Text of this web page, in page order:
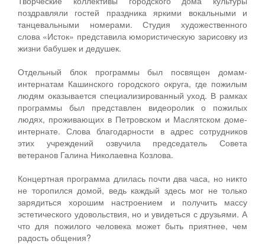
поздравляли гостей праздника яркими вокальными и
танцевальными номерами. Студия художественного
слова «Исток» представила юмористическую зарисовку из
жизни бабушек и дедушек.
Отдельный блок программы был посвящен домам-
интернатам Кашинского городского округа, где пожилым
людям оказывается специализированный уход. В рамках
программы был представлен видеоролик о пожилых
людях, проживающих в Петровском и Маслятском доме-
интернате. Слова благодарности в адрес сотрудников
этих учреждений озвучила председатель Совета
ветеранов Галина Николаевна Козлова.
Концертная программа длилась почти два часа, но никто
не торопился домой, ведь каждый здесь мог не только
зарядиться хорошим настроением и получить массу
эстетического удовольствия, но и увидеться с друзьями. А
что для пожилого человека может быть приятнее, чем
радость общения?